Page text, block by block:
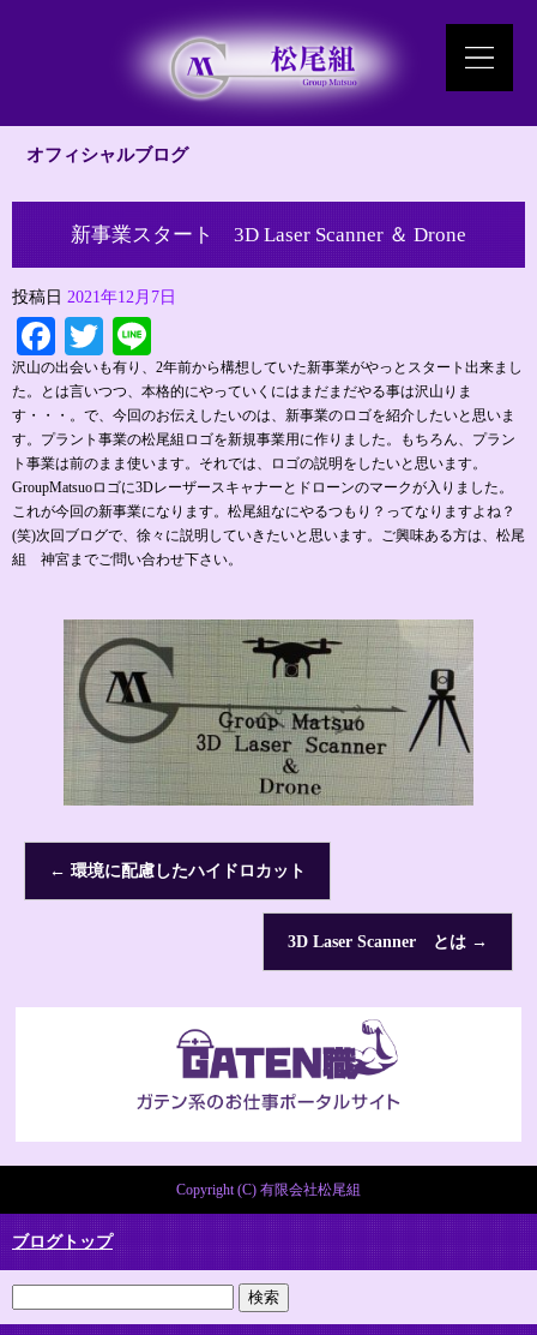
オフィシャルブログ
新事業スタート 3D Laser Scanner ＆ Drone
投稿日 2021年12月7日
Facebook
Twitter
沢山の出会いも有り、2年前から構想していた新事業がやっとスタート出来まし
た。とは言いつつ、本格的にやっていくにはまだまだやる事は沢山りま
す・・・。で、今回のお伝えしたいのは、新事業のロゴを紹介したいと思いま
す。プラント事業の松尾組ロゴを新規事業用に作りました。もちろん、プラン
ト事業は前のまま使います。それでは、ロゴの説明をしたいと思います。
GroupMatsuoロゴに3Dレーザースキャナーとドローンのマークが入りました。
これが今回の新事業になります。松尾組なにやるつもり？ってなりますよね？
(笑)次回ブログで、徐々に説明していきたいと思います。ご興味ある方は、松尾
組 神宮までご問い合わせ下さい。
← 環境に配慮したハイドロカット
3D Laser Scanner とは →
Copyright (C) 有限会社松尾組
ブログトップ